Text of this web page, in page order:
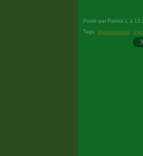
Posté par Patrick L à
Tags: Myxomycetes